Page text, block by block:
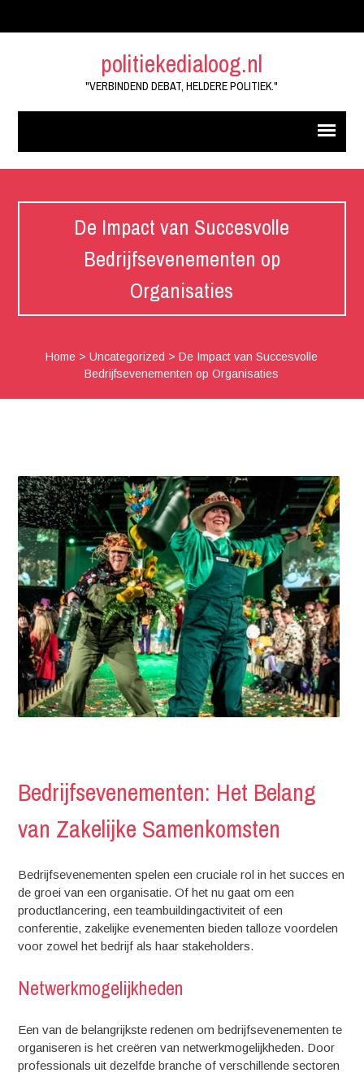
politiekedialoog.nl
"VERBINDEND DEBAT, HELDERE POLITIEK."
De Impact van Succesvolle
Bedrijfsevenementen op
Organisaties
Home >Uncategorized >De Impact van Succesvolle
Bedrijfsevenementen op Organisaties
Bedrijfsevenementen: Het Belang
van Zakelijke Samenkomsten
Bedrijfsevenementen spelen een cruciale rol in het succes en
de groei van een organisatie. Of het nu gaat om een ​​
productlancering, een teambuildingactiviteit of een
conferentie, zakelijke evenementen bieden talloze voordelen
voor zowel het bedrijf als haar stakeholders.
Netwerkmogelijkheden
Een van de belangrijkste redenen om bedrijfsevenementen te
organiseren is het creëren van netwerkmogelijkheden. Door
professionals uit dezelfde branche of verschillende sectoren